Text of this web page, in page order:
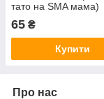
тато на SMA мама)
65 ₴
Купити
Про нас